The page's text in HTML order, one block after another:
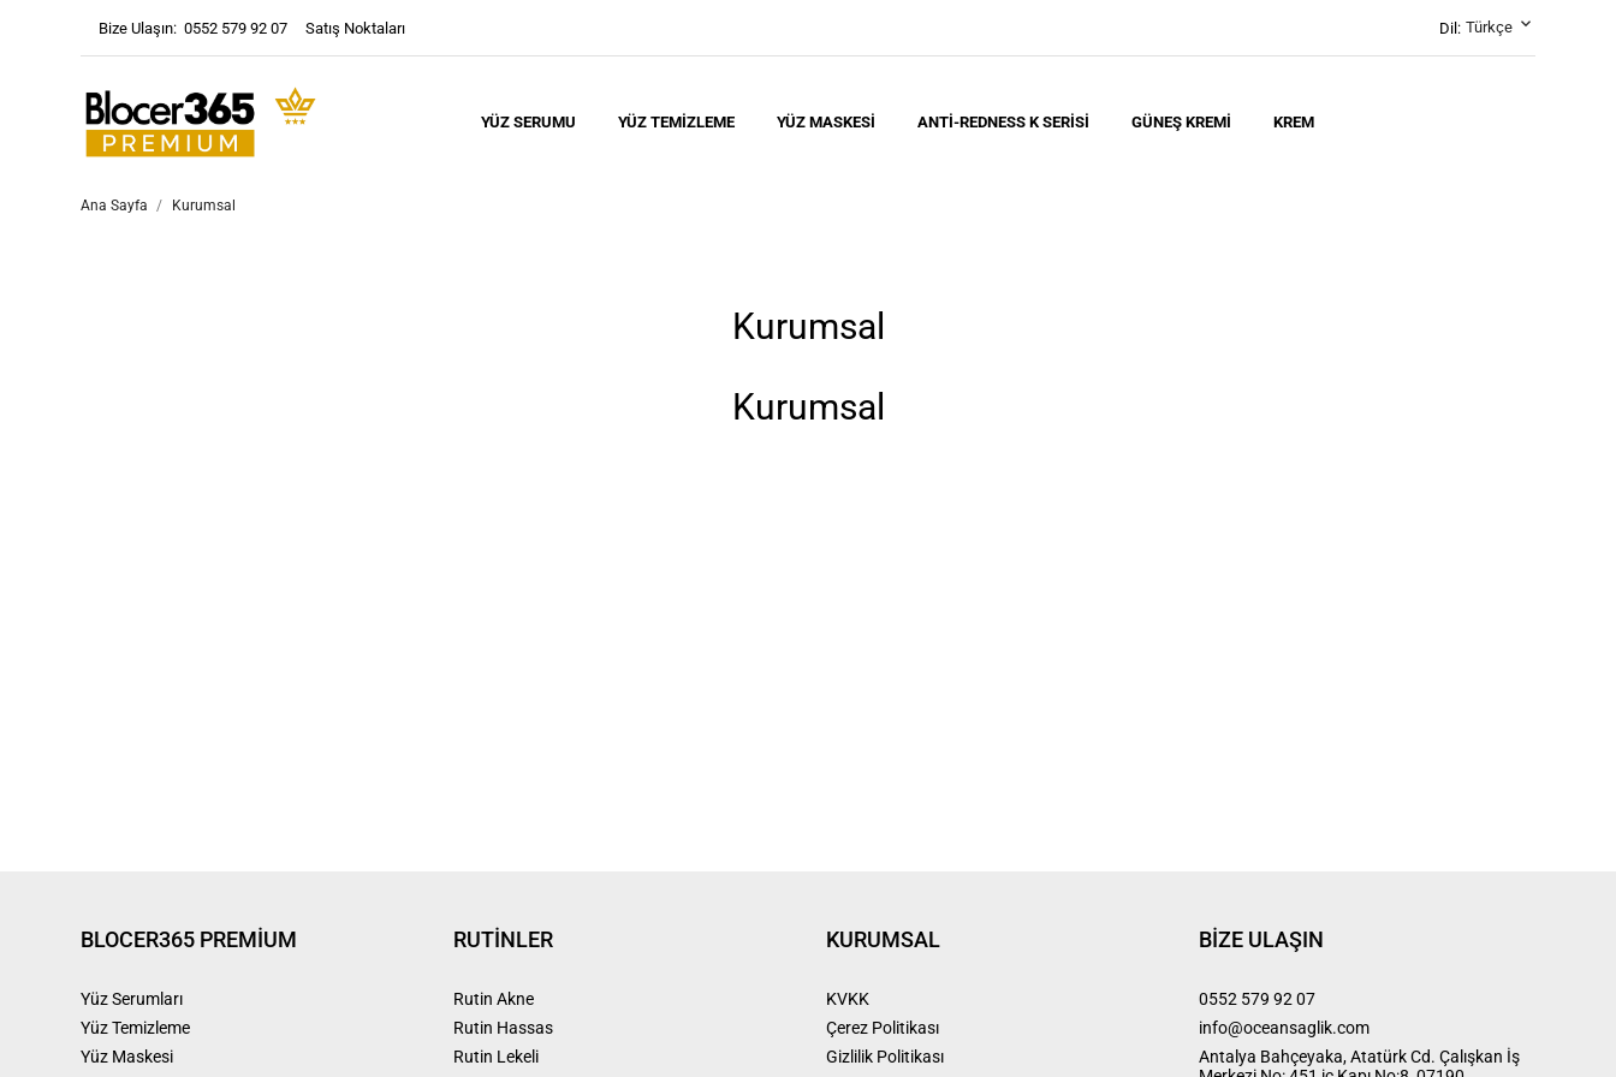
Bize Ulaşın: 0552 579 92 07 Satış Noktaları Dil: Türkçe keyboard_arrow_down
YÜZ SERUMU YÜZ TEMIZLEME YÜZ MASKESI ANTI-REDNESS K SERISI GÜNEŞ KREMI KREM
Ana Sayfa Kurumsal
Kurumsal
Kurumsal
BLOCER365 PREMIUM
Yüz Serumları
Yüz Temizleme
Yüz Maskesi
RUTİNLER
Rutin Akne
Rutin Hassas
Rutin Lekeli
KURUMSAL
KVKK
Çerez Politikası
Gizlilik Politikası
BIZE ULAŞIN
0552 579 92 07
info@oceansaglik.com
Antalya Bahçeyaka, Atatürk Cd. Çalışkan İş